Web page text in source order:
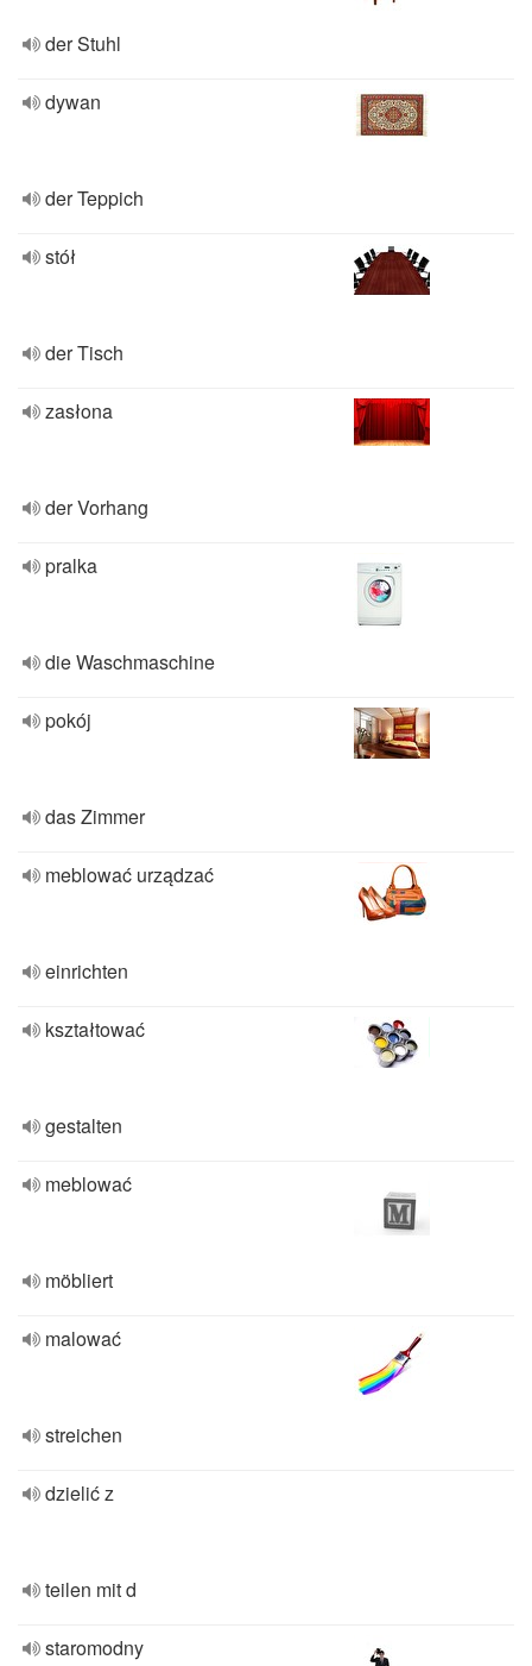
der Stuhl
dywan
der Teppich
stół
der Tisch
zasłona
der Vorhang
pralka
die Waschmaschine
pokój
das Zimmer
meblować urządzać
einrichten
kształtować
gestalten
meblować
möbliert
malować
streichen
dzielić z
teilen mit d
staromodny